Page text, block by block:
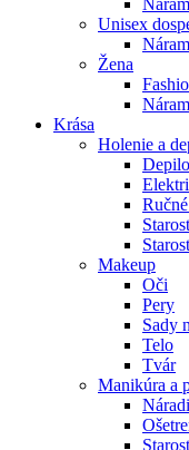
Unisex
Žena
Krása
Holenie a
Makeup
Oči
Pery
Sady
Telo
Tvár
Manikúra a